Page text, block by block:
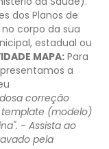
dos Planos de
corpo da sua
estadual ou
MAPA:Para
a
correção
(modelo)
- Assista ao
pela